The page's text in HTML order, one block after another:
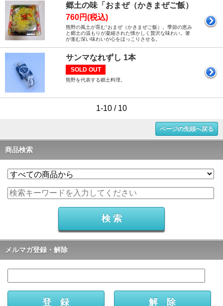
郷土の味「おまぜ（かきまぜご飯）
760円(税込)
熊野の風土が育む"おまぜ（かきまぜご飯）。季節の恵み
と郷土の温もりが凝縮された懐かしく贅沢な味わい。箸
が進む深い味わいが心をほっこりさせる。
サンマなれずし 1本
SOLD OUT
熊野を代表する郷土料理。
1-10 / 10
ページの先頭へ戻る
商品検索
メルマガ登録・解除